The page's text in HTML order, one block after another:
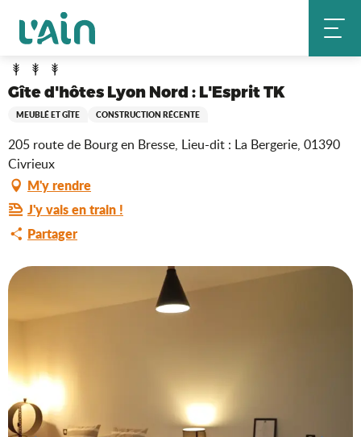
contenu
principal
Accueil Gîte d'hôtes Lyon Nord : L'Esprit TK
Gîte d'hôtes Lyon Nord : L'Esprit TK
MEUBLÉ ET GÎTE CONSTRUCTION RÉCENTE
205 route de Bourg en Bresse, Lieu-dit : La Bergerie, 01390
Civrieux
M'y rendre
J'y vais en train !
Partager